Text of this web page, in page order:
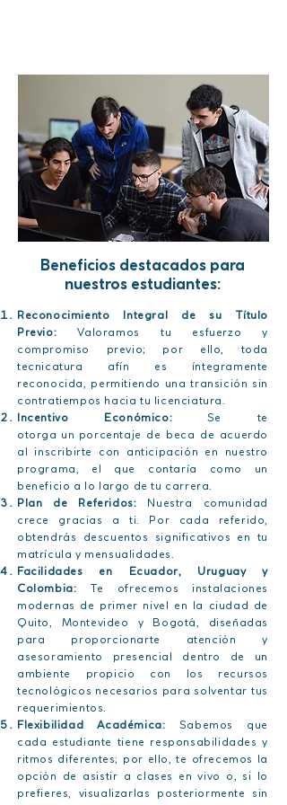
Beneficios destacados para
nuestros estudiantes:
Reconocimiento Integral de su Título
Previo: Valoramos tu esfuerzo y
compromiso previo; por ello, toda
tecnicatura afín es íntegramente
reconocida, permitiendo una transición sin
contratiempos hacia tu licenciatura.
Incentivo Económico: Se te
otorga un porcentaje de beca de acuerdo
al inscribirte con anticipación en nuestro
programa, el que contaría como un
beneficio a lo largo de tu carrera.
Plan de Referidos: Nuestra comunidad
crece gracias a ti. Por cada referido,
obtendrás descuentos significativos en tu
matrícula y mensualidades.
Facilidades en Ecuador, Uruguay y
Colombia: Te ofrecemos instalaciones
modernas de primer nivel en la ciudad de
Quito, Montevideo y Bogotá, diseñadas
para proporcionarte atención y
asesoramiento presencial dentro de un
ambiente propicio con los recursos
tecnológicos necesarios para solventar tus
requerimientos.
Flexibilidad Académica: Sabemos que
cada estudiante tiene responsabilidades y
ritmos diferentes; por ello, te ofrecemos la
opción de asistir a clases en vivo o, si lo
prefieres, visualizarlas posteriormente sin